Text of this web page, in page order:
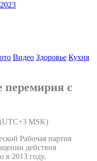
Видео Здоровье Кухня
с
MSK)
Рабочая партия
действия
в 2013 году.